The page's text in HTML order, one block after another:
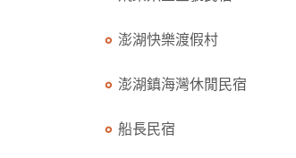
澎湖快樂渡假村
澎湖鎮海灣休閒民宿
船長民宿